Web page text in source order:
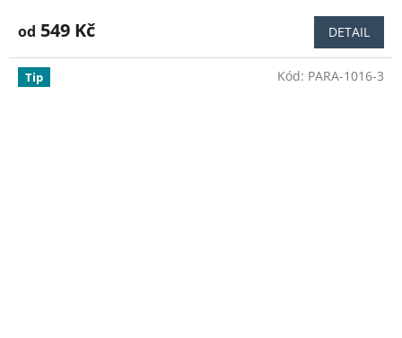
produktu
5,0
od 549 Kč DETAIL
Tip Kód: PARA-1016-3